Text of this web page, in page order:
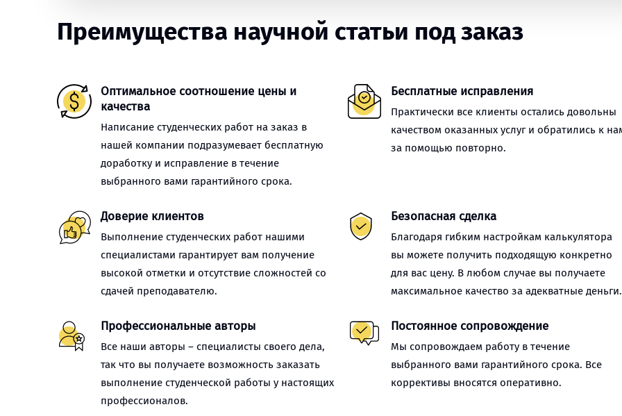
Преимущества научной статьи под заказ
Оптимальное соотношение цены и
качества
Написание студенческих работ на заказ в
нашей компании подразумевает бесплатную
доработку и исправление в течение
выбранного вами гарантийного срока.
Бесплатные исправления
Практически все клиенты остались довольны
качеством оказанных услуг и обратились к
за помощью повторно.
Доверие клиентов
Выполнение студенческих работ нашими
специалистами гарантирует вам получение
высокой отметки и отсутствие сложностей со
сдачей преподавателю.
Безопасная сделка
Благодаря гибким настройкам калькулятора
вы можете получить подходящую конкретно
для вас цену. В любом случае вы получаете
максимальное качество за адекватные деньги.
Профессиональные авторы
Все наши авторы – специалисты своего дела,
так что вы получаете возможность заказать
выполнение студенческой работы у настоящих
профессионалов.
Постоянное сопровождение
Мы сопровождаем работу в течение
выбранного вами гарантийного срока. Все
коррективы вносятся оперативно.